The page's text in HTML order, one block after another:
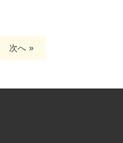
次へ »